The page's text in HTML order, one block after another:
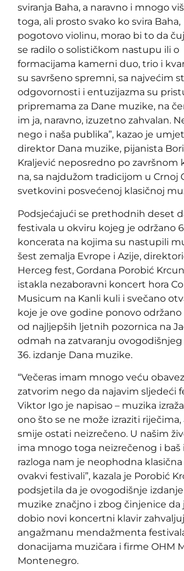
sviranja Baha, a naravno i mnogo
toga, ali prosto svako ko svira Baha,
pogotovo violinu, morao bi to da
se radilo o solističkom nastupu ili o
formacijama kamerni duo, trio i
su savršeno spremni, sa najvećim
odgovornosti i entuzijazma su
pripremama za Dane muzike, na
im ja, naravno, izuzetno zahvalan.
nego i naša publika”, kazao je
direktor Dana muzike, pijanista
Kraljević neposredno po završnom
na, sa najdužom tradicijom u Crnoj
svetkovini posvećenoj klasičnoj
Podsjećajući se prethodnih deset
festivala u okviru kojeg je održano 6
koncerata na kojima su nastupili
šest zemalja Evrope i Azije,
Herceg fest, Gordana Porobić
istakla nezaboravni koncert hora
Musicum na Kanli kuli i svečano
koje je ove godine ponovo održano
od najljepših ljetnih pozornica na
odmah na zatvaranju ovogodišnjeg
36. izdanje Dana muzike.
“Večeras imam mnogo veću
zatvorim nego da najavim sljedeći
Viktor Igo je napisao – muzika
ono što se ne može izraziti riječima,
smije ostati neizrečeno. U našim
ima mnogo toga neizrečenog i baš
razloga nam je neophodna
ovakvi festivali”, kazala je Porobić
podsjetila da je ovogodišnje
muzike značjno i zbog činjenice da
dobio novi koncertni klavir
angažmanu mendažmenta
donacijama muzičara i firme OHM
Montenegro.